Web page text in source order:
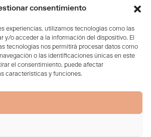
consentimiento
experiencias, utilizamos tecnologías como las
y/o acceder a la información del dispositivo. El
tecnologías nos permitirá procesar datos como
o las identificaciones únicas en este
el consentimiento, puede afectar
características y funciones.
reservados
ConteúdoPessoasSoluções
de
privacidade
Cookies